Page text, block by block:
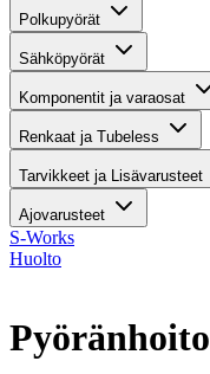
Polkupyörät
Sähköpyörät
Komponentit ja varaosat
Renkaat ja Tubeless
Tarvikkeet ja Lisävarusteet
Ajovarusteet
S-Works
Huolto
Pyöränhoito